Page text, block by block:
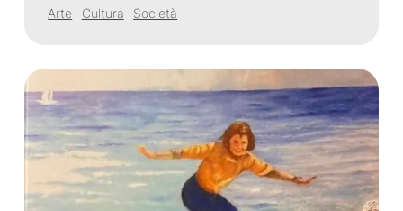
Arte
Cultura Società